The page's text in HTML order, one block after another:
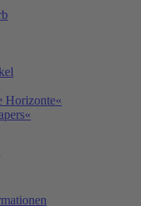
Horizonte«